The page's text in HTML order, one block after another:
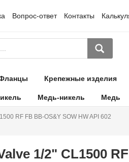
Вопрос-ответ Контакты
Крепежные изделия
Медь-никель Медь
RF FB BB-OS&Y SOW HW API 602
1/2" CL1500